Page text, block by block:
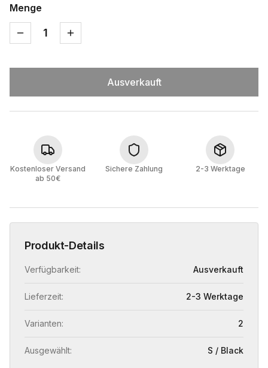
Menge
1
Ausverkauft
Kostenloser Versand
ab 50€
Sichere Zahlung 2-3 Werktage
Produkt-Details
Verfügbarkeit: Ausverkauft
Lieferzeit: 2-3 Werktage
Varianten: 2
Ausgewählt: S / Black